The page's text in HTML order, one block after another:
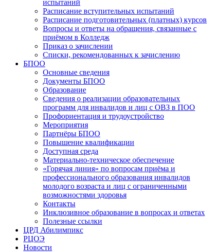
испытаний
Расписание вступительных испытаний
Расписание подготовительных (платных) курсов
Вопросы и ответы на обращения, связанные с
приёмом в Колледж
Приказ о зачислении
Списки, рекомендованных к зачислению
БПОО
Основные сведения
Документы БПОО
Образование
Сведения о реализации образовательных
программ для инвалидов и лиц с ОВЗ в ПОО
Профориентация и трудоустройство
Мероприятия
Партнёры БПОО
Повышение квалификации
Доступная среда
Материально-техническое обеспечение
«Горячая линия» по вопросам приёма и
профессионального образования инвалидов
молодого возраста и лиц с ограниченными
возможностями здоровья
Контакты
Инклюзивное образование в вопросах и ответах
Полезные ссылки
ЦРД Абилимпикс
РЦОЭ
Новости